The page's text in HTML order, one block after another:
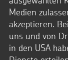
Die fünf
Wir stellen euch
haben wir Kinder
Medien
akzeptieren.
uns und von
in den USA